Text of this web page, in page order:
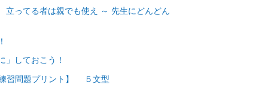
ってる者は親でも使え ～ 先生にどんどん
しておこう！
練習問題プリント】 ５文型